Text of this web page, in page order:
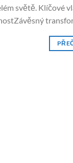
světě. Klíčové